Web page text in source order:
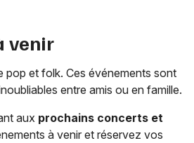
venir
pop et folk. Ces événements sont
entre amis ou en famille.
aux prochains concerts et
à venir et réservez vos